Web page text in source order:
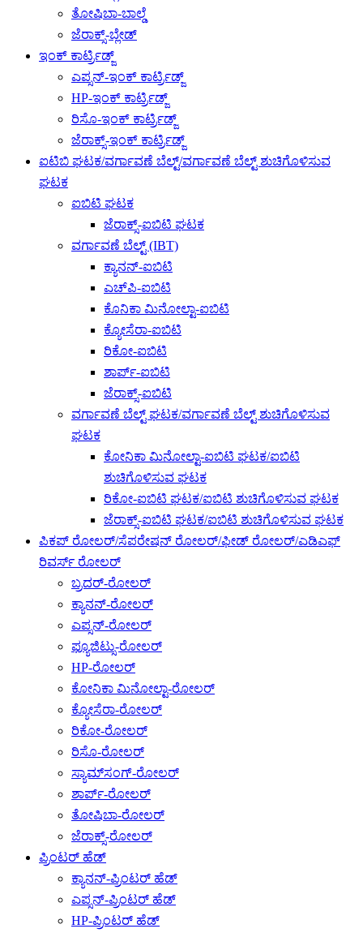
ತೋಷಿಬಾ-ಬಾಲ್ಡೆ
ಜೆರಾಕ್ಸ್-ಬ್ಲೇಡ್
ಇಂಕ್ ಕಾರ್ಟ್ರಿಡ್ಜ್
ಎಪ್ಸನ್-ಇಂಕ್ ಕಾರ್ಟ್ರಿಡ್ಜ್
HP-ಇಂಕ್ ಕಾರ್ಟ್ರಿಡ್ಜ್
ರಿಸೊ-ಇಂಕ್ ಕಾರ್ಟ್ರಿಡ್ಜ್
ಜೆರಾಕ್ಸ್-ಇಂಕ್ ಕಾರ್ಟ್ರಿಡ್ಜ್
ಐಟಿಬಿ ಘಟಕ/ವರ್ಗಾವಣೆ ಬೆಲ್ಟ್/ವರ್ಗಾವಣೆ ಬೆಲ್ಟ್ ಶುಚಿಗೊಳಿಸುವ
ಘಟಕ
ಐಬಿಟಿ ಘಟಕ
ಜೆರಾಕ್ಸ್-ಐಬಿಟಿ ಘಟಕ
ವರ್ಗಾವಣೆ ಬೆಲ್ಟ್ (IBT)
ಕ್ಯಾನನ್-ಐಬಿಟಿ
ಎಚ್‌ಪಿ-ಐಬಿಟಿ
ಕೊನಿಕಾ ಮಿನೋಲ್ಟಾ-ಐಬಿಟಿ
ಕ್ಯೋಸೆರಾ-ಐಬಿಟಿ
ರಿಕೋ-ಐಬಿಟಿ
ಶಾರ್ಪ್-ಐಬಿಟಿ
ಜೆರಾಕ್ಸ್-ಐಬಿಟಿ
ವರ್ಗಾವಣೆ ಬೆಲ್ಟ್ ಘಟಕ/ವರ್ಗಾವಣೆ ಬೆಲ್ಟ್ ಶುಚಿಗೊಳಿಸುವ
ಘಟಕ
ಕೋನಿಕಾ ಮಿನೋಲ್ಟಾ-ಐಬಿಟಿ ಘಟಕ/ಐಬಿಟಿ
ಶುಚಿಗೊಳಿಸುವ ಘಟಕ
ರಿಕೋ-ಐಬಿಟಿ ಘಟಕ/ಐಬಿಟಿ ಶುಚಿಗೊಳಿಸುವ ಘಟಕ
ಜೆರಾಕ್ಸ್-ಐಬಿಟಿ ಘಟಕ/ಐಬಿಟಿ ಶುಚಿಗೊಳಿಸುವ ಘಟಕ
ಪಿಕಪ್ ರೋಲರ್/ಸೆಪರೇಷನ್ ರೋಲರ್/ಫೀಡ್ ರೋಲರ್/ಎಡಿಎಫ್
ರಿವರ್ಸ್ ರೋಲರ್
ಬ್ರದರ್-ರೋಲರ್
ಕ್ಯಾನನ್-ರೋಲರ್
ಎಪ್ಸನ್-ರೋಲರ್
ಫ್ಯೂಜಿಟ್ಸು-ರೋಲರ್
HP-ರೋಲರ್
ಕೋನಿಕಾ ಮಿನೋಲ್ಟಾ-ರೋಲರ್
ಕ್ಯೋಸೆರಾ-ರೋಲರ್
ರಿಕೋ-ರೋಲರ್
ರಿಸೊ-ರೋಲರ್
ಸ್ಯಾಮ್‌ಸಂಗ್-ರೋಲರ್
ಶಾರ್ಪ್-ರೋಲರ್
ತೋಷಿಬಾ-ರೋಲರ್
ಜೆರಾಕ್ಸ್-ರೋಲರ್
ಪ್ರಿಂಟರ್ ಹೆಡ್
ಕ್ಯಾನನ್-ಪ್ರಿಂಟರ್ ಹೆಡ್
ಎಪ್ಸನ್-ಪ್ರಿಂಟರ್ ಹೆಡ್
HP-ಪ್ರಿಂಟರ್ ಹೆಡ್